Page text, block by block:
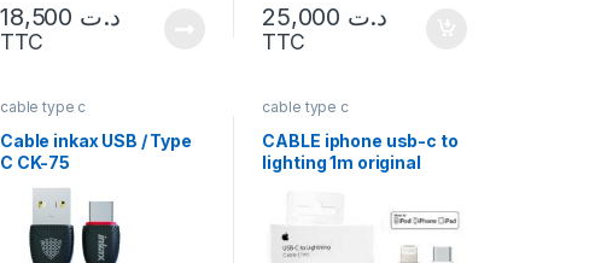
د.ت
TTC
د.ت
TTC
cable type c
Cable inkax USB / Type
C CK-75
cable type c
CABLE iphone usb-c to
lighting 1m original